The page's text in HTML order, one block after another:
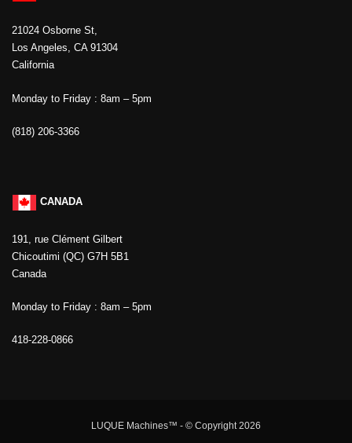
21024 Osborne St,
Los Angeles, CA 91304
California
Monday to Friday : 8am – 5pm
(818) 206-3366
CANADA
191, rue Clément Gilbert
Chicoutimi (QC) G7H 5B1
Canada
Monday to Friday : 8am – 5pm
418-228-0866
LUQUE Machines™ - © Copyright 2026